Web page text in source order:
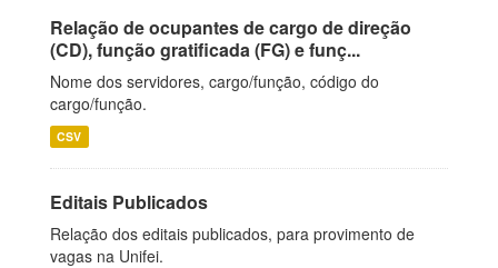
Relação de ocupantes de cargo de direção
(CD), função gratificada (FG) e funç...
Nome dos servidores, cargo/função, código do
cargo/função.
CSV
Editais Publicados
Relação dos editais publicados, para provimento de
vagas na Unifei.